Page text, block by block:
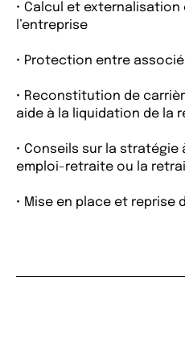
• Calcul et
l’entreprise
• Protection entre
• Reconstitution de
aide à la liquidation de la
• Conseils sur la stratégie
emploi-retraite ou la
• Mise en place et reprise